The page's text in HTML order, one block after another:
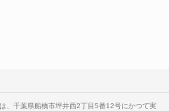
、千葉県船橋市坪井西2丁目5番12号にかつて実